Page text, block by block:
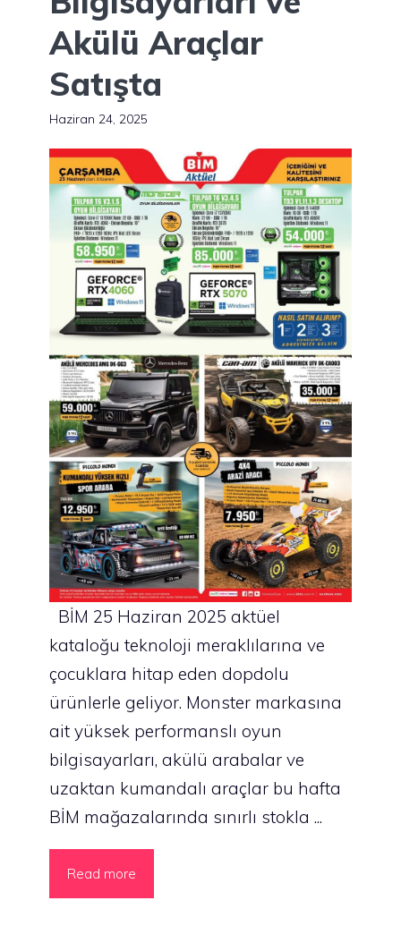
Akülü Araçlar
Satışta
Haziran 24, 2025
BİM 25 Haziran 2025 aktüel
kataloğu teknoloji meraklılarına ve
çocuklara hitap eden dopdolu
ürünlerle geliyor. Monster markasına
ait yüksek performanslı oyun
bilgisayarları, akülü arabalar ve
uzaktan kumandalı araçlar bu hafta
BİM mağazalarında sınırlı stokla ...
Read more